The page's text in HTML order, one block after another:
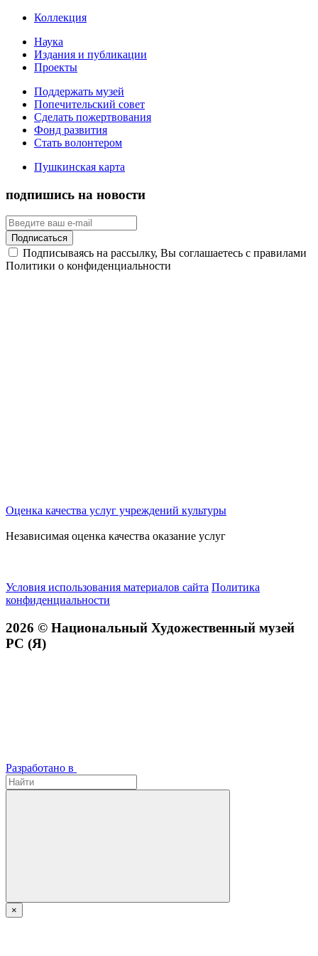
Коллекция
Наука
Издания и публикации
Проекты
Поддержать музей
Попечительский совет
Сделать пожертвования
Фонд развития
Стать волонтером
Пушкинская карта
подпишись на новости
Подписаться
Подписываясь на рассылку, Вы соглашаетесь с правилами
Политики о конфиденциальности
Оценка качества услуг учреждений культуры
Независимая оценка качества оказание услуг
Условия использования материалов сайта Политика
конфиденциальности
2026 © Национальный Художественный музей
РС (Я)
Разработано в
×